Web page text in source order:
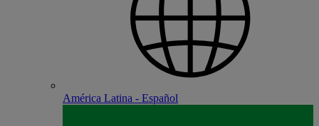
América Latina - Español